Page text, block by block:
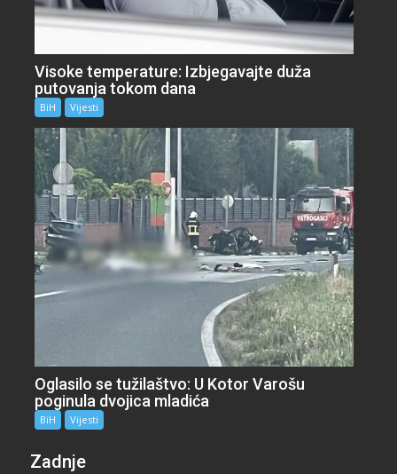
Visoke temperature: Izbjegavajte duža
putovanja tokom dana
BiH Vijesti
Oglasilo se tužilaštvo: U Kotor Varošu
poginula dvojica mladića
BiH Vijesti
Zadnje